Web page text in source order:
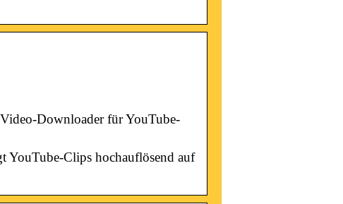
Downloader für YouTube-
Clips hochauflösend auf